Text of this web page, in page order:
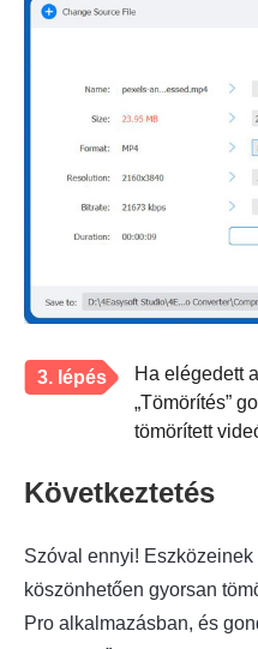
3. lépés
Ha elégedett
„Tömörítés”
tömörített
Következtetés
Szóval ennyi!
köszönhetően gyorsan
Pro alkalmazásban, és